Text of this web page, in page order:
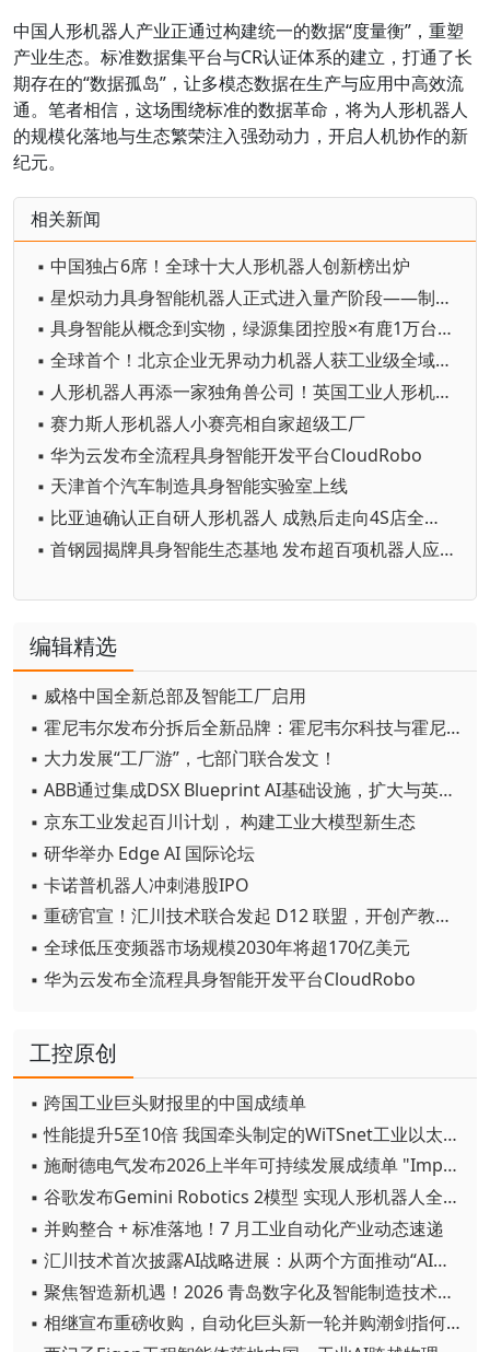
中国人形机器人产业正通过构建统一的数据“度量衡”，重塑
产业生态。标准数据集平台与CR认证体系的建立，打通了长
期存在的“数据孤岛”，让多模态数据在生产与应用中高效流
通。笔者相信，这场围绕标准的数据革命，将为人形机器人
的规模化落地与生态繁荣注入强劲动力，开启人机协作的新
纪元。
相关新闻
▪ 中国独占6席！全球十大人形机器人创新榜出炉
▪ 星炽动力具身智能机器人正式进入量产阶段——制造体系完成从验证到交付的关键跨越
▪ 具身智能从概念到实物，绿源集团控股×有鹿1万台首批量产交付落地
▪ 全球首个！北京企业无界动力机器人获工业级全域CE认证
▪ 人形机器人再添一家独角兽公司！英国工业人形机器人初创公司Humanoid融资1.33亿欧元
▪ 赛力斯人形机器人小赛亮相自家超级工厂
▪ 华为云发布全流程具身智能开发平台CloudRobo
▪ 天津首个汽车制造具身智能实验室上线
▪ 比亚迪确认正自研人形机器人 成熟后走向4S店全网开售
▪ 首钢园揭牌具身智能生态基地 发布超百项机器人应用需求
编辑精选
▪ 威格中国全新总部及智能工厂启用
▪ 霍尼韦尔发布分拆后全新品牌：霍尼韦尔科技与霍尼韦尔航空航天
▪ 大力发展“工厂游”，七部门联合发文！
▪ ABB通过集成DSX Blueprint AI基础设施，扩大与英伟达的合作
▪ 京东工业发起百川计划， 构建工业大模型新生态
▪ 研华举办 Edge AI 国际论坛
▪ 卡诺普机器人冲刺港股IPO
▪ 重磅官宣！汇川技术联合发起 D12 联盟，开创产教融合新范式
▪ 全球低压变频器市场规模2030年将超170亿美元
▪ 华为云发布全流程具身智能开发平台CloudRobo
工控原创
▪ 跨国工业巨头财报里的中国成绩单
▪ 性能提升5至10倍 我国牵头制定的WiTSnet工业以太网国际标准正式发布
▪ 施耐德电气发布2026上半年可持续发展成绩单 "Impact 2030"路线图开局稳健
▪ 谷歌发布Gemini Robotics 2模型 实现人形机器人全身智能控制突破
▪ 并购整合 + 标准落地！7 月工业自动化产业动态速递
▪ 汇川技术首次披露AI战略进展：从两个方面推动“AI业务化”落地
▪ 聚焦智造新机遇！2026 青岛数字化及智能制造技术论坛圆满落幕
▪ 相继宣布重磅收购，自动化巨头新一轮并购潮剑指何方？